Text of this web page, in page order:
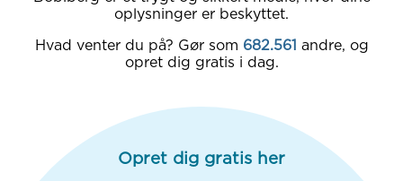
oplysninger er beskyttet.
Hvad venter du på? Gør som 682.561 andre, og
opret dig gratis i dag.
Opret dig gratis her